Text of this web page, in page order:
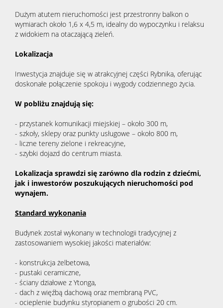
Dużym atutem nieruchomości jest przestronny balkon o
wymiarach około 1,6 x 4,5 m, idealny do wypoczynku i relaksu
z widokiem na otaczającą zieleń.
Lokalizacja
Inwestycja znajduje się w atrakcyjnej części Rybnika, oferując
doskonałe połączenie spokoju i wygody codziennego życia.
W pobliżu znajdują się:
- przystanek komunikacji miejskiej – około 300 m,
- szkoły, sklepy oraz punkty usługowe – około 800 m,
- liczne tereny zielone i rekreacyjne,
- szybki dojazd do centrum miasta.
Lokalizacja sprawdzi się zarówno dla rodzin z dziećmi,
jak i inwestorów poszukujących nieruchomości pod
wynajem.
Standard wykonania
Budynek został wykonany w technologii tradycyjnej z
zastosowaniem wysokiej jakości materiałów:
- konstrukcja żelbetowa,
- pustaki ceramiczne,
- ściany działowe z Ytonga,
- dach z więźbą dachową oraz membraną PVC,
- ocieplenie budynku styropianem o grubości 20 cm.